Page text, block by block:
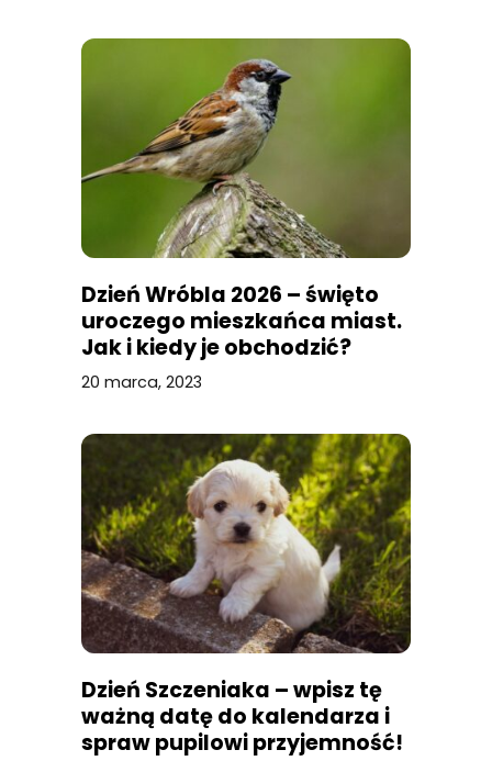
Dzień Wróbla 2026 – święto
uroczego mieszkańca miast.
Jak i kiedy je obchodzić?
20 marca, 2023
Dzień Szczeniaka – wpisz tę
ważną datę do kalendarza i
spraw pupilowi przyjemność!